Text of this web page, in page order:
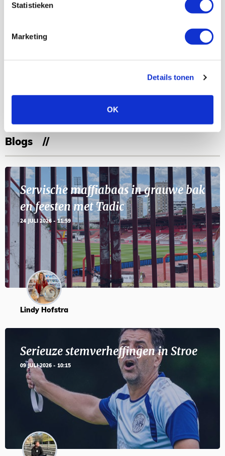
Statistieken
Marketing
Details tonen
OK
AUG
Selectiedag ballenjongens/-meiden
[VOL]
Blogs
Servische maffiabaas in grauwe bak
en feesten met Tadic
24 JULI 2026 - 11:59
Lindy Hofstra
Serieuze stemverheffingen in Stroe
09 JULI 2026 - 10:15